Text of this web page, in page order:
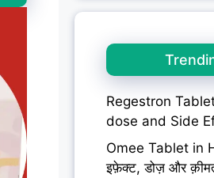
Regestron
dose and Side
Omee Tablet in
इफ़ेक्ट, डोज़ और